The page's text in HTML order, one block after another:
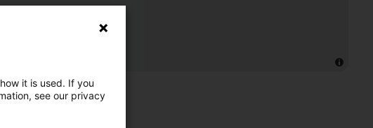
it is used. If you
see our privacy